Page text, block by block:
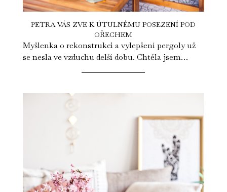
PETRA VÁS ZVE K ÚTULNÉMU POSEZENÍ POD
OŘECHEM
Myšlenka o rekonstrukci a vylepšení pergoly už
se nesla ve vzduchu delší dobu. Chtěla jsem